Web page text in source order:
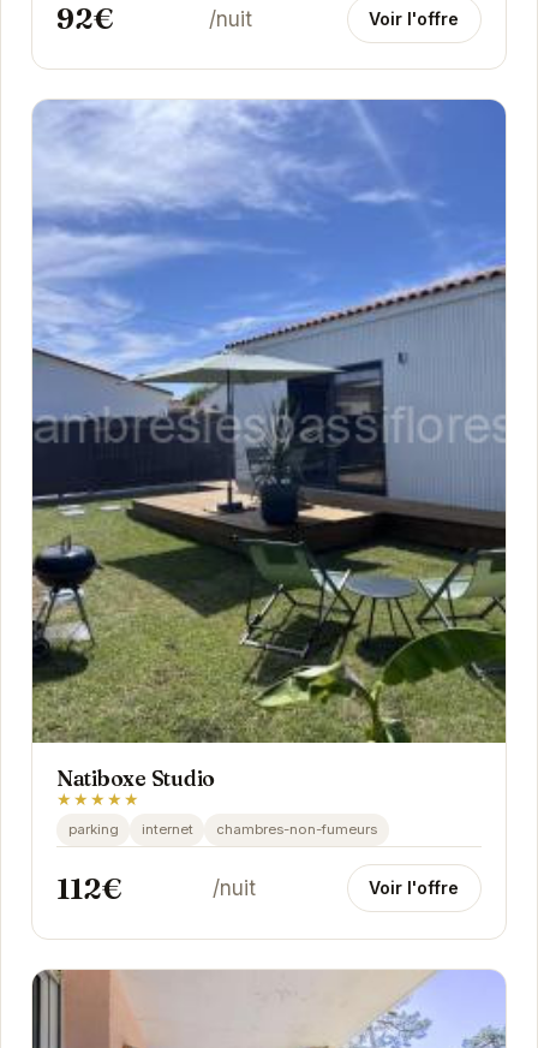
92€ /nuit Voir l'offre
Natiboxe Studio
★★★★★
parking internet chambres-non-fumeurs
112€ /nuit Voir l'offre